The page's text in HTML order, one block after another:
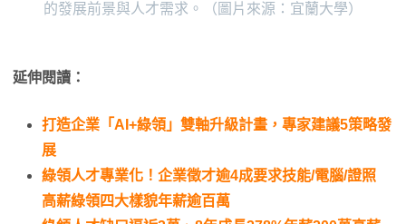
的發展前景與人才需求。（圖片來源：宜蘭大學）
延伸閱讀：
打造企業「AI+綠領」雙軸升級計畫，專家建議5策略發
展
綠領人才專業化！企業徵才逾4成要求技能/電腦/證照
高薪綠領四大樣貌年薪逾百萬